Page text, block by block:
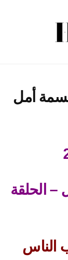
برنامج بسمة أمل
– الحلقة
الناس